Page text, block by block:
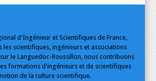
d'Ingénieur et Scientifiques de France,
les scientifiques, ingénieurs et associations
le Languedoc-Roussillon, nous contribuons
formations d'ingénieurs et de scientifiques
de la culture scientifique.